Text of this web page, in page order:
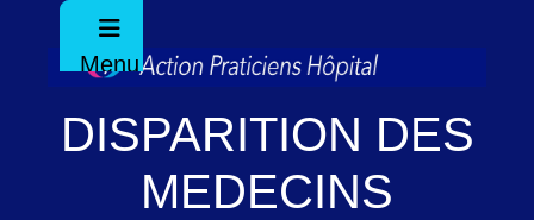
Menu
DISPARITION DES
MEDECINS